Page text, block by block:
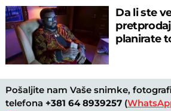
Da li ste
planirate
Pošaljite nam Vaše snimke,
telefona +381 64 8939257 (